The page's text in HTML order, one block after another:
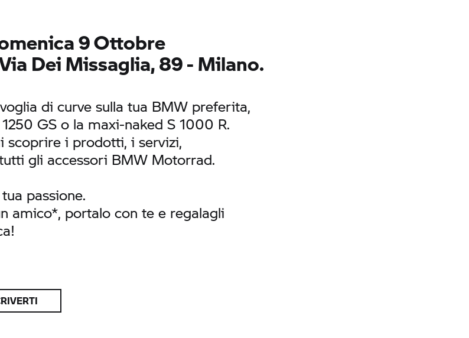
9 Ottobre
Dei Missaglia, 89 - Milano.
di curve sulla tua BMW preferita,
GSo la maxi-nakedS 1000 R.
scoprire i prodotti, i servizi,
gli accessori BMW Motorrad.
passione.
amico*, portalo con te e regalagli